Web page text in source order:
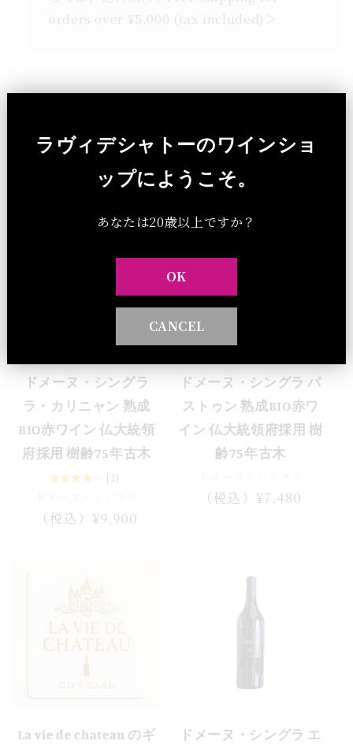
orders over ¥5,000 (tax included)＞
他の全商品一覧
ドメーヌ・シングラ
ラ・カリニャン 熟成
BIO赤ワイン 仏大統領
府採用 樹齢75年古木
(1)
通（税込）¥9,900
ドメーヌ・シングラ パ
ストゥン 熟成BIO赤ワ
イン 仏大統領府採用 樹
齢75年古木
通（税込）¥7,480
La vie de chateau のギ
ドメーヌ・シングラ エ
ラヴィデシャトーのワインショ
ップにようこそ。
あなたは20歳以上ですか？
OK
CANCEL